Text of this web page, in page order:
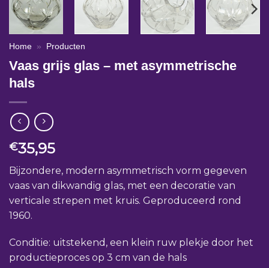
Home » Producten
Vaas grijs glas – met asymmetrische
hals
€35,95
Bijzondere, modern asymmetrisch vorm gegeven
vaas van dikwandig glas, met een decoratie van
verticale strepen met kruis. Geproduceerd rond
1960.
Conditie: uitstekend, een klein ruw plekje door het
productieproces op 3 cm van de hals